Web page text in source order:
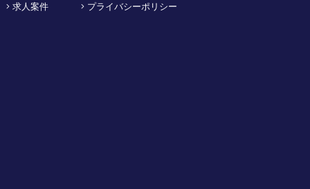
求人案件 プライバシーポリシー